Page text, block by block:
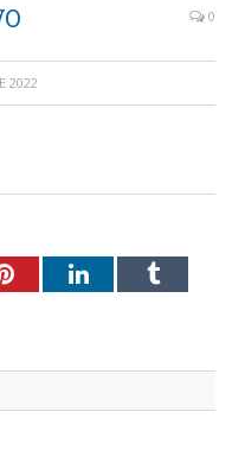
0
2022
PinterestLinkedInTumblr